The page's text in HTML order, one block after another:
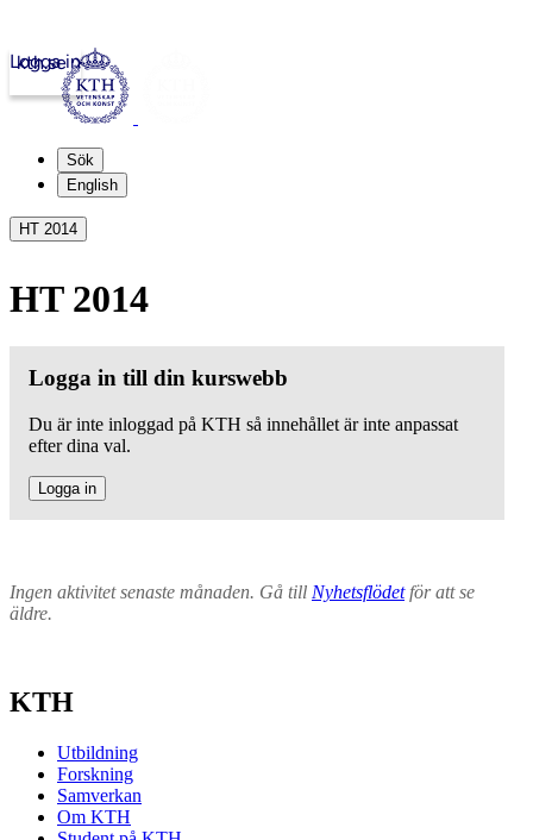
kth.se
Logga in
Sök
English
HT 2014
HT 2014
Logga in till din kurswebb
Du är inte inloggad på KTH så innehållet är inte anpassat
efter dina val.
Logga in
Ingen aktivitet senaste månaden. Gå till Nyhetsflödetför att se
äldre.
KTH
Utbildning
Forskning
Samverkan
Om KTH